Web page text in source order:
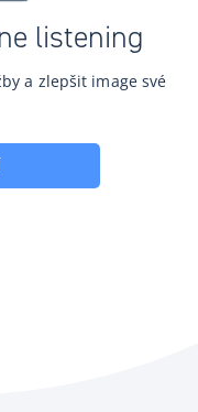
listening
a zlepšit image své